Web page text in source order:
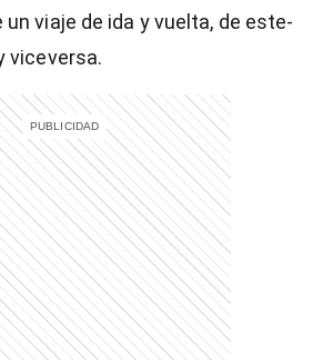
un viaje de ida y vuelta, de este-
viceversa.